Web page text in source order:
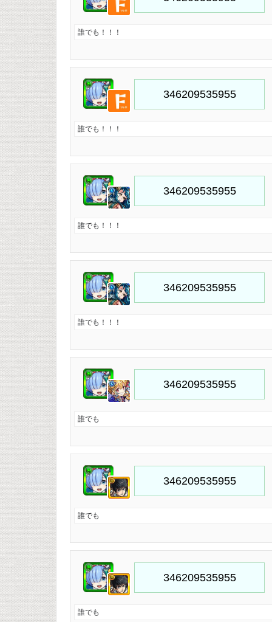
誰でも！！！
誰でも！！！
誰でも！！！
誰でも！！！
誰でも
誰でも
誰でも